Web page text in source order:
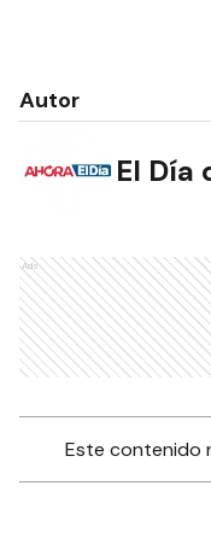
Autor
El Día
Ads
Este contenido